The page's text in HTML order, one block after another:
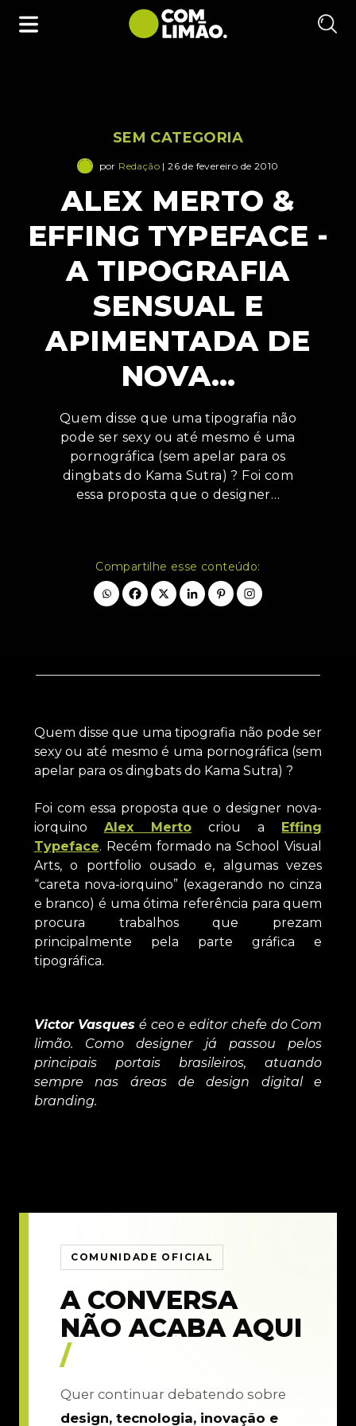
SEM CATEGORIA
por Redação | 26 de fevereiro de 2010
ALEX MERTO &
EFFING TYPEFACE -
A TIPOGRAFIA
SENSUAL E
APIMENTADA DE
NOVA…
Quem disse que uma tipografia não
pode ser sexy ou até mesmo é uma
pornográfica (sem apelar para os
dingbats do Kama Sutra) ? Foi com
essa proposta que o designer…
Compartilhe esse conteúdo:
Quem disse que uma tipografia não pode ser
sexy ou até mesmo é uma pornográfica (sem
apelar para os dingbats do Kama Sutra) ?
Foi com essa proposta que o designer nova-
iorquino Alex Mertocriou a Effing
Typeface. Recém formado na School Visual
Arts, o portfolio ousado e, algumas vezes
“careta nova-iorquino” (exagerando no cinza
e branco) é uma ótima referência para quem
procura trabalhos que prezam
principalmente pela parte gráfica e
tipográfica.
Victor Vasques é ceo e editor chefe do Com
limão. Como designer já passou pelos
principais portais brasileiros, atuando
sempre nas áreas de design digital e
branding.
COMUNIDADE OFICIAL
A CONVERSA
NÃO ACABA AQUI
/
Quer continuar debatendo sobre
design, tecnologia, inovação e